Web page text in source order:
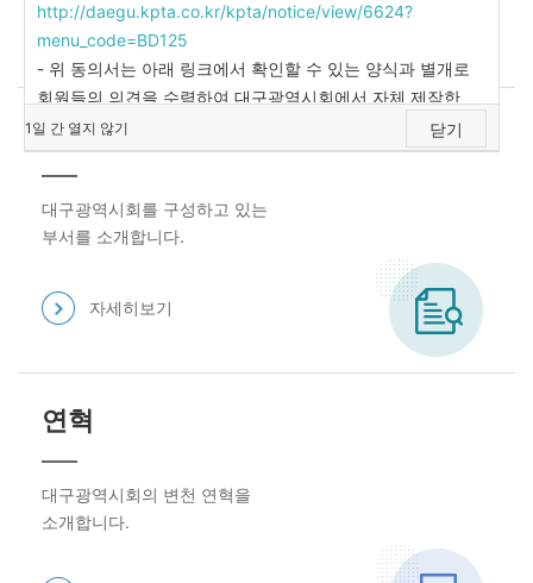
http://daegu.kpta.co.kr/kpta/notice/view/6624?
menu_code=BD125
- 위 동의서는 아래 링크에서 확인할 수 있는 양식과 별개로
회원들의 의견을 수렴하여 대구광역시회에서 자체 제작한
양식입니다. 각 병원의 실정에 맞게 수정/보완하셔서
활용하시면 됩니다 -
1일 간 열지 않기 닫기
자세히보기
조직도
대구광역시회를 구성하고 있는
부서를 소개합니다.
자세히보기
연혁
대구광역시회의 변천 연혁을
소개합니다.